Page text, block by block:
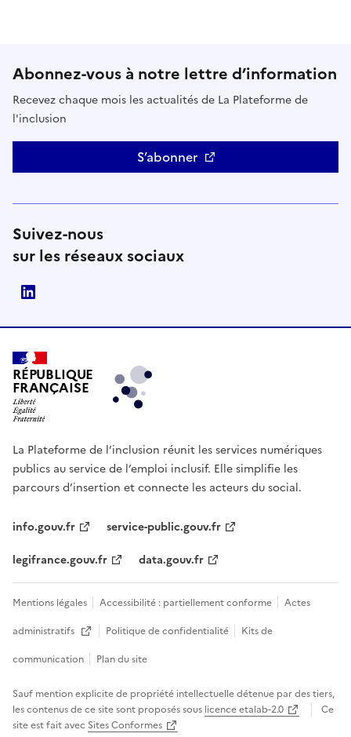
Abonnez-vous à notre lettre d’information
Recevez chaque mois les actualités de La Plateforme de
l'inclusion
S’abonner
Suivez-nous
sur les réseaux sociaux
RÉPUBLIQUE
FRANÇAISE
La Plateforme de l’inclusion réunit les services numériques
publics au service de l’emploi inclusif. Elle simplifie les
parcours d’insertion et connecte les acteurs du social.
info.gouv.fr
service-public.gouv.fr
legifrance.gouv.fr
data.gouv.fr
Mentions légales Accessibilité : partiellement conforme
Actes
administratifs
Ouvre une nouvelle fenêtre
Politique de confidentialité
Kits de
communication
Plan du site
Sauf mention explicite de propriété intellectuelle détenue par des tiers,
les contenus de ce site sont proposés sous licence etalab-2.0
Ce
site est fait avec Sites Conformes